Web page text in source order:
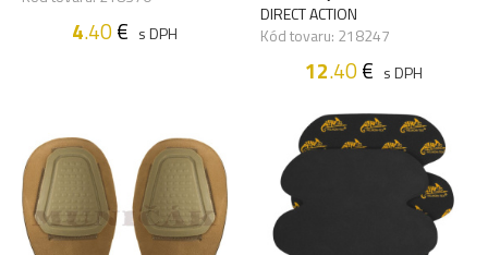
4.40€ s DPH
DIRECT ACTION
Kód tovaru: 218247
12.40€ s DPH